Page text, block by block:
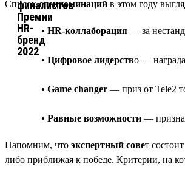
Списокспецноминаций в этом году
• HR-коллаборация — за
• Цифровое лидерство —
• Game changer — приз от Tele2
• Равные возможности —
Напомним, что экспертный совет
либо приближая к победе. Критерии, на